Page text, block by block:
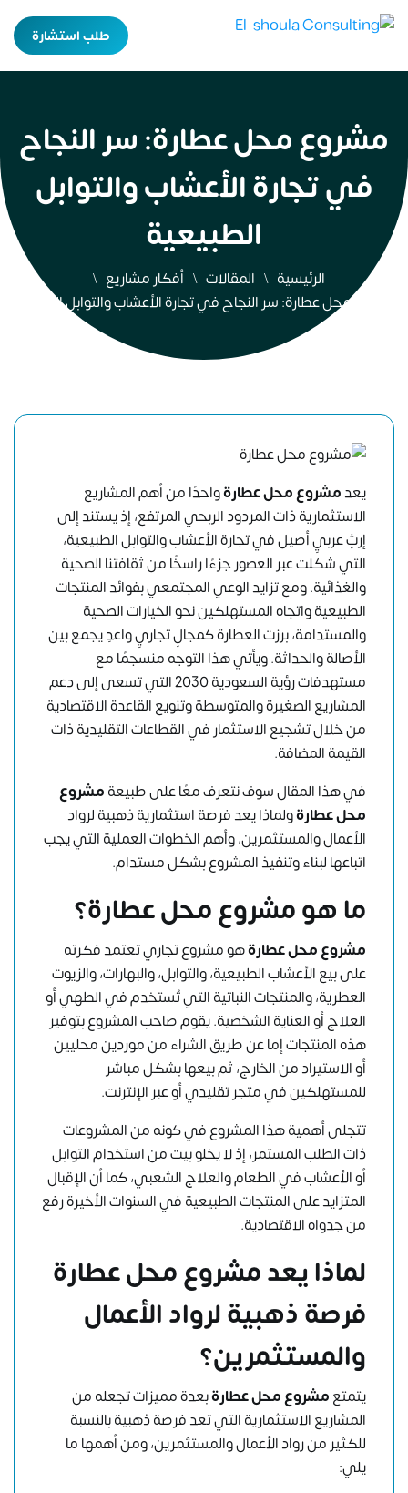
طلب استشارة
مشروع محل عطارة: سر النجاح
في تجارة الأعشاب والتوابل
الطبيعية
الرئيسية المقالات
أفكار مشاريع
مشروع محل عطارة: سر النجاح في تجارة الأعشاب والتوابل الطبيعية
يعدمشروع محل عطارةواحدًا من أهم المشاريع
الاستثمارية ذات المردود الربحي المرتفع، إذ يستند إلى
إرثٍ عربيٍ أصيل في تجارة الأعشاب والتوابل الطبيعية،
التي شكلت عبر العصور جزءًا راسخًا من ثقافتنا الصحية
والغذائية. ومع تزايد الوعي المجتمعي بفوائد المنتجات
الطبيعية واتجاه المستهلكين نحو الخيارات الصحية
والمستدامة، برزت العطارة كمجالٍ تجاريٍ واعدٍ يجمع بين
الأصالة والحداثة. ويأتي هذا التوجه منسجمًا مع
مستهدفات رؤية السعودية 2030 التي تسعى إلى دعم
المشاريع الصغيرة والمتوسطة وتنويع القاعدة الاقتصادية
من خلال تشجيع الاستثمار في القطاعات التقليدية ذات
القيمة المضافة.
في هذا المقال سوف نتعرف معًا على طبيعةمشروع
محل عطارةولماذا يعد فرصة استثمارية ذهبية لرواد
الأعمال والمستثمرين، وأهم الخطوات العملية التي يجب
اتباعها لبناء وتنفيذ المشروع بشكل مستدام.
ما هو مشروع محل عطارة؟
مشروع محل عطارةهو مشروع تجاري تعتمد فكرته
على بيع الأعشاب الطبيعية، والتوابل، والبهارات، والزيوت
العطرية، والمنتجات النباتية التي تُستخدم في الطهي أو
العلاج أو العناية الشخصية. يقوم صاحب المشروع بتوفير
هذه المنتجات إما عن طريق الشراء من موردين محليين
أو الاستيراد من الخارج، ثم بيعها بشكل مباشر
للمستهلكين في متجر تقليدي أو عبر الإنترنت.
تتجلى أهمية هذا المشروع في كونه من المشروعات
ذات الطلب المستمر، إذ لا يخلو بيت من استخدام التوابل
أو الأعشاب في الطعام والعلاج الشعبي، كما أن الإقبال
المتزايد على المنتجات الطبيعية في السنوات الأخيرة رفع
من جدواه الاقتصادية.
لماذا يعد مشروع محل عطارة
فرصة ذهبية لرواد الأعمال
والمستثمرين؟
يتمتعمشروع محل عطارةبعدة مميزات تجعله من
المشاريع الاستثمارية التي تعد فرصة ذهبية بالنسبة
للكثير من رواد الأعمال والمستثمرين، ومن أهمها ما
يلي: